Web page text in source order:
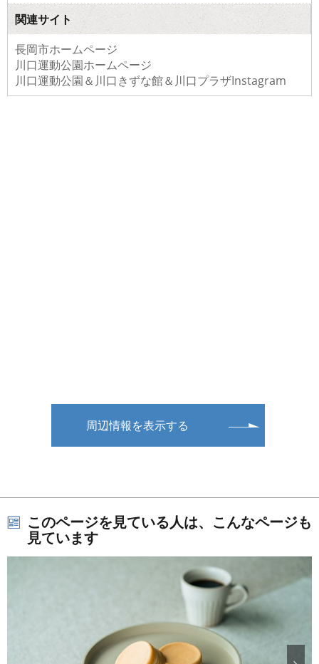
関連サイト
長岡市ホームページ
川口運動公園ホームページ
川口運動公園＆川口きずな館＆川口プラザInstagram
周辺情報を表示する
このページを見ている人は、こんなページも
見ています